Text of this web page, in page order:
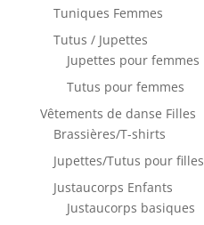
Tuniques Femmes
Tutus / Jupettes
Jupettes pour femmes
Tutus pour femmes
Vêtements de danse Filles
Brassières/T-shirts
Jupettes/Tutus pour filles
Justaucorps Enfants
Justaucorps basiques